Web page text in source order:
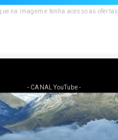
na imagem e tenha acesso as ofertas
- CANAL YouTube -